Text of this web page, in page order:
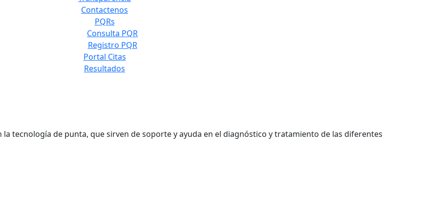
Contactenos
PQRs
Consulta PQR
Registro PQR
Portal Citas
Resultados
tecnología de punta, que sirven de soporte y ayuda en el diagnóstico y tratamiento de las diferentes